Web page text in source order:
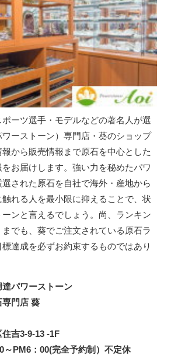
ーツ選手・モデルなどの著名人が選
ーストーン）専門店・葵のショップ
から販売情報まで原石を中心とした
お届けします。強い力を秘めたパワ
された原石を自社で海外・産地から
れる人を最小限に抑えることで、状
ンと言えるでしょう。尚、ランキン
でも、葵でご注文されている原石ラ
達成を必ずお約束するものではあり
パワーストーン
門店 葵
吉3-9-13 -1F
～PM6：00(完全予約制）不定休